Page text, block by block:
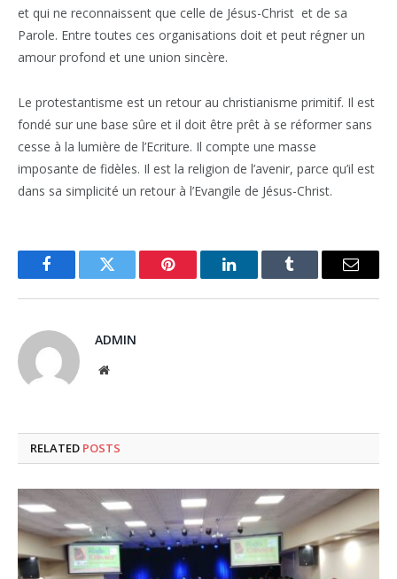
et qui ne reconnaissent que celle de Jésus-Christ et de sa
Parole. Entre toutes ces organisations doit et peut régner un
amour profond et une union sincère.
Le protestantisme est un retour au christianisme primitif. Il est
fondé sur une base sûre et il doit être prêt à se réformer sans
cesse à la lumière de l’Ecriture. Il compte une masse
imposante de fidèles. Il est la religion de l’avenir, parce qu’il est
dans sa simplicité un retour à l’Evangile de Jésus-Christ.
FacebookTwitter Pinterest LinkedInTumblr Email
ADMIN
Website
RELATED POSTS